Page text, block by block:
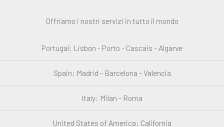
Offriamo i nostri servizi in tutto il mondo
Portugal: Lisbon - Porto - Cascais - Algarve
Spain: Madrid - Barcelona - Valencia
Italy: Milan - Roma
United States of America: California